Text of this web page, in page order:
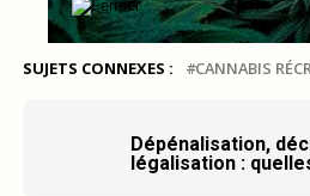
SUJETS CONNEXES : CANNABIS
Dépénalisation,
légalisation :